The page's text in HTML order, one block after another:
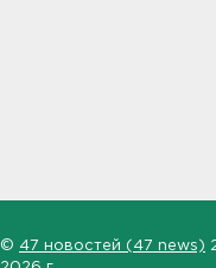
© 47 новостей (47 news)